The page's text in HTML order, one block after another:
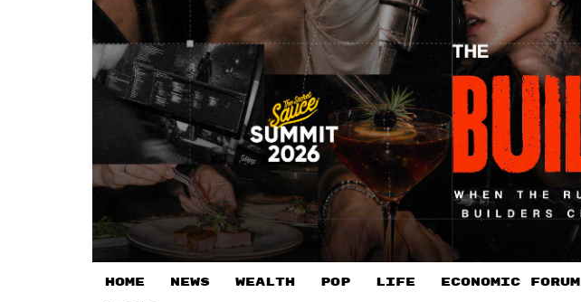
HOME NEWS WEALTH POP LIFE ECONOMIC FORUM